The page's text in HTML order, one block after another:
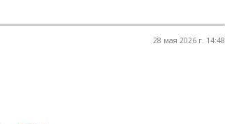
28 мая 2026 г. 14:48